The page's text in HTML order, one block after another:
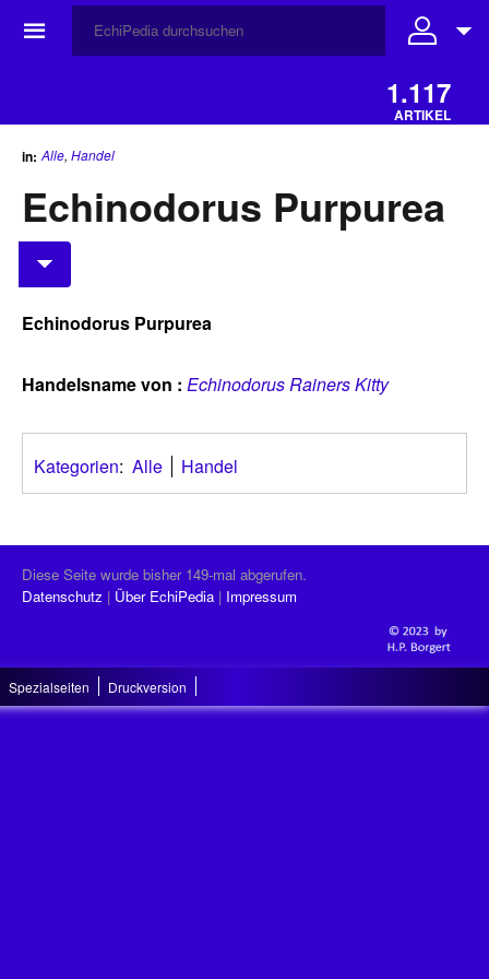
☰
1.117
ARTIKEL
in: Alle, Handel
Echinodorus Purpurea
Echinodorus Purpurea
Handelsname von : Echinodorus Rainers Kitty
Kategorien: Alle Handel
Diese Seite wurde bisher 149-mal abgerufen.
Datenschutz
Über EchiPedia Impressum
Spezialseiten Druckversion